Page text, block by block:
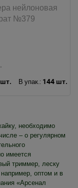
нейлоновая
№379
В упак.: 144 шт.
необходимо
– о регулярном
имеется
триммер, леску
оптом и в
«Арсенал